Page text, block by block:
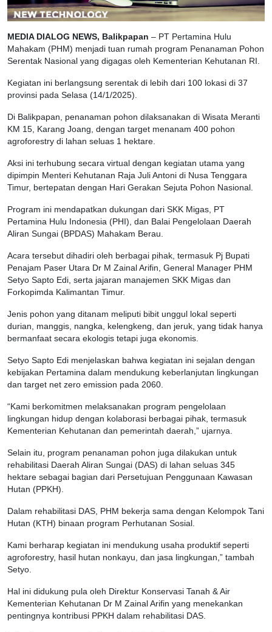
MEDIA DIALOG NEWS, Balikpapan – PT Pertamina Hulu
Mahakam (PHM) menjadi tuan rumah program Penanaman Pohon
Serentak Nasional yang digagas oleh Kementerian Kehutanan RI.
Kegiatan ini berlangsung serentak di lebih dari 100 lokasi di 37
provinsi pada Selasa (14/1/2025).
Di Balikpapan, penanaman pohon dilaksanakan di Wisata Meranti
KM 15, Karang Joang, dengan target menanam 400 pohon
agroforestry di lahan seluas 1 hektare.
Aksi ini terhubung secara virtual dengan kegiatan utama yang
dipimpin Menteri Kehutanan Raja Juli Antoni di Nusa Tenggara
Timur, bertepatan dengan Hari Gerakan Sejuta Pohon Nasional.
Program ini mendapatkan dukungan dari SKK Migas, PT
Pertamina Hulu Indonesia (PHI), dan Balai Pengelolaan Daerah
Aliran Sungai (BPDAS) Mahakam Berau.
Acara tersebut dihadiri oleh berbagai pihak, termasuk Pj Bupati
Penajam Paser Utara Dr M Zainal Arifin, General Manager PHM
Setyo Sapto Edi, serta jajaran manajemen SKK Migas dan
Forkopimda Kalimantan Timur.
Jenis pohon yang ditanam meliputi bibit unggul lokal seperti
durian, manggis, nangka, kelengkeng, dan jeruk, yang tidak hanya
bermanfaat secara ekologis tetapi juga ekonomis.
Setyo Sapto Edi menjelaskan bahwa kegiatan ini sejalan dengan
kebijakan Pertamina dalam mendukung keberlanjutan lingkungan
dan target net zero emission pada 2060.
“Kami berkomitmen melaksanakan program pengelolaan
lingkungan hidup dengan kolaborasi berbagai pihak, termasuk
Kementerian Kehutanan dan pemerintah daerah,” ujarnya.
Selain itu, program penanaman pohon juga dilakukan untuk
rehabilitasi Daerah Aliran Sungai (DAS) di lahan seluas 345
hektare sebagai bagian dari Persetujuan Penggunaan Kawasan
Hutan (PPKH).
Dalam rehabilitasi DAS, PHM bekerja sama dengan Kelompok Tani
Hutan (KTH) binaan program Perhutanan Sosial.
Kami berharap kegiatan ini mendukung usaha produktif seperti
agroforestry, hasil hutan nonkayu, dan jasa lingkungan,” tambah
Setyo.
Hal ini didukung pula oleh Direktur Konservasi Tanah & Air
Kementerian Kehutanan Dr M Zainal Arifin yang menekankan
pentingnya kontribusi PPKH dalam rehabilitasi DAS.